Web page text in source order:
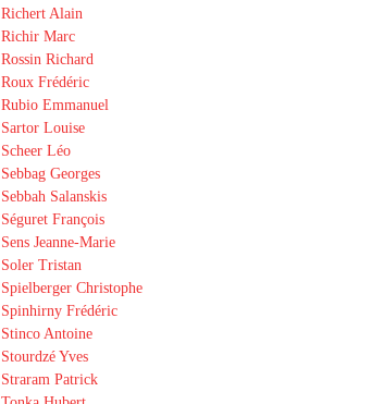
Richert Alain
Richir Marc
Rossin Richard
Roux Frédéric
Rubio Emmanuel
Sartor Louise
Scheer Léo
Sebbag Georges
Sebbah Salanskis
Séguret François
Sens Jeanne-Marie
Soler Tristan
Spielberger Christophe
Spinhirny Frédéric
Stinco Antoine
Stourdzé Yves
Straram Patrick